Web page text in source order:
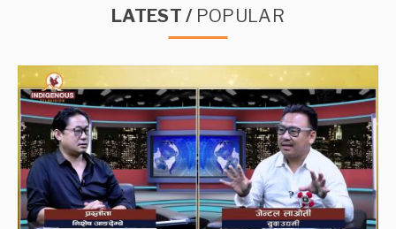
LATEST / POPULAR